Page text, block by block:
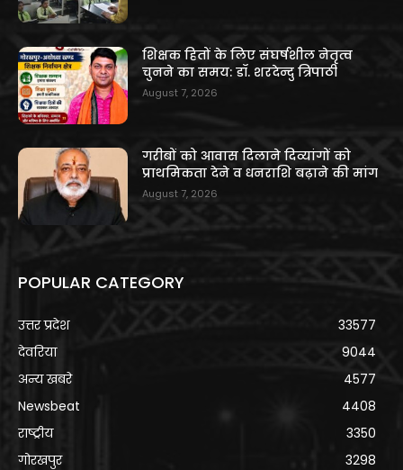
शिक्षक हितों के लिए संघर्षशील नेतृत्व
चुनने का समय: डॉ. शरदेन्दु त्रिपाठी
August 7, 2026
गरीबों को आवास दिलाने दिव्यांगों को
प्राथमिकता देने व धनराशि बढ़ाने की मांग
August 7, 2026
POPULAR CATEGORY
उत्तर प्रदेश
33577
देवरिया
9044
अन्य खबरे
4577
Newsbeat
4408
राष्ट्रीय
3350
गोरखपुर
3298